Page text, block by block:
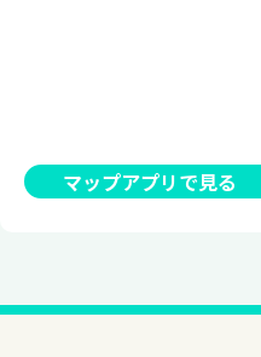
マップアプリで見る